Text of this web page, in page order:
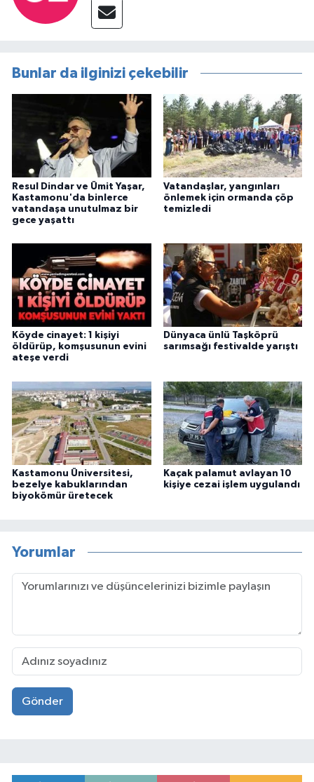
Bunlar da ilginizi çekebilir
Resul Dindar ve Ümit Yaşar,
Kastamonu'da binlerce
vatandaşa unutulmaz bir
gece yaşattı
Vatandaşlar, yangınları
önlemek için ormanda çöp
temizledi
Köyde cinayet: 1 kişiyi
öldürüp, komşusunun evini
ateşe verdi
Dünyaca ünlü Taşköprü
sarımsağı festivalde yarıştı
Kastamonu Üniversitesi,
bezelye kabuklarından
biyokömür üretecek
Kaçak palamut avlayan 10
kişiye cezai işlem uygulandı
Yorumlar
Gönder